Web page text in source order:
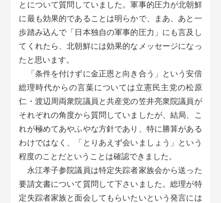
とについて質問していました。軍事的圧力が北朝鮮
に最も効果的であることは明らかで、まあ、あと一
歩踏み込んで「日本独自の軍事的圧力」にも言及し
てくれたら、北朝鮮には効果的なメッセージになっ
たと思います。
「条件を付けずに金正恩と向き合う」という安倍
総理時代からの言葉については立憲民主党の松原
仁・渡辺周両衆院議員と共産党の笠井亮衆院議員が
それぞれの角度から質問していましたが、結局、こ
れが極めてあやふやな方針であり、特に勝算がある
わけではなく、「とりあえず会いましょう」という
程度のことだということは確認できました。
永江孝子参院議員は特定失踪者家族会から送った
要請文書について質問して下さいました。総理が特
定失踪者家族と面会してもらいたいという発言には